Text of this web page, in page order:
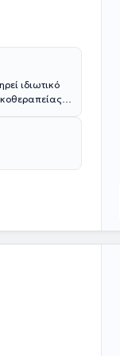
ιδιωτικό
χώρο 250
αίθουσες
και